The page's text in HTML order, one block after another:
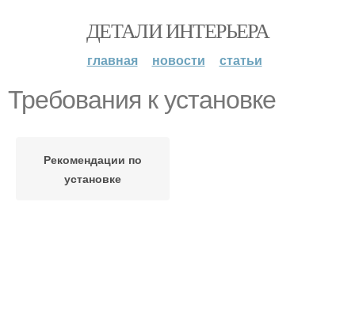
ДЕТАЛИ ИНТЕРЬЕРА
главная новости статьи
Требования к установке
Рекомендации по
установке